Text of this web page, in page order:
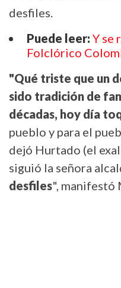
desfiles.
Puede leer:Y se
Folclórico
"Qué triste que un
sido tradición de
décadas, hoy día
pueblo y para el
dejó Hurtado (el
siguió la señora
desfiles", manifestó